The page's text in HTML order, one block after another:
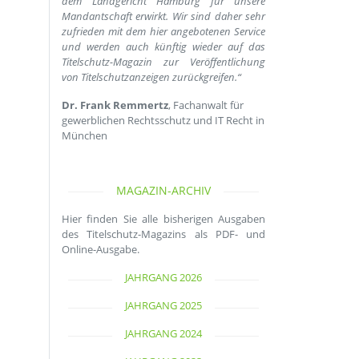
Mandantschaft erwirkt. Wir sind daher sehr
zufrieden mit dem hier angebotenen Service
und werden auch künftig wieder auf das
Titelschutz-Magazin zur Veröffentlichung
von Titelschutzanzeigen zurückgreifen.“
Dr. Frank Remmertz, Fachanwalt für
gewerblichen Rechtsschutz und IT Recht in
München
MAGAZIN-ARCHIV
Hier finden Sie alle bisherigen Ausgaben
des Titelschutz-Magazins als PDF- und
Online-Ausgabe.
JAHRGANG 2026
JAHRGANG 2025
JAHRGANG 2024